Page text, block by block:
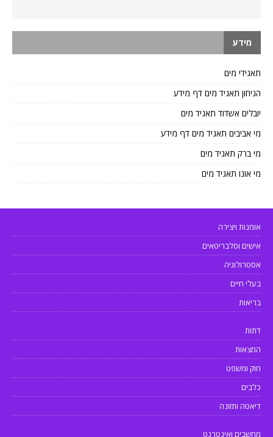
מידע
תאגידי מים
הגיחון תאגיד מים דף מידע
יובלים אשדוד תאגיד מים
מי אביבים תאגיד מים דף מידע
מי ברק תאגיד מים
מי אונו תאגיד מים
אומנות ויצירה
אישים וסלבריטאים
אסטרולוגיה
בעלי חיים
בריאות
דתות
המצאות
חוק ומשפט
כלבים
דיאטה ותזונה
מחשבים ואינטרנט